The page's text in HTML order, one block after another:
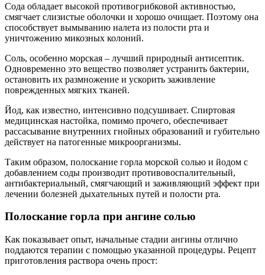
Сода обладает высокой противогрибковой активностью,
смягчает слизистые оболочки и хорошо очищает. Поэтому она
способствует вымыванию налета из полости рта и
уничтожению микозных колоний.
Соль, особенно морская – лучший природный антисептик.
Одновременно это вещество позволяет устранить бактерии,
остановить их размножение и ускорить заживление
поврежденных мягких тканей.
Йод, как известно, интенсивно подсушивает. Спиртовая
медицинская настойка, помимо прочего, обеспечивает
рассасывание внутренних гнойных образований и губительно
действует на патогенные микроорганизмы.
Таким образом, полоскание горла морской солью и йодом с
добавлением соды производит противовоспалительный,
антибактериальный, смягчающий и заживляющий эффект при
лечении болезней дыхательных путей и полости рта.
Полоскание горла при ангине солью
Как показывает опыт, начальные стадии ангины отлично
поддаются терапии с помощью указанной процедуры. Рецепт
приготовления раствора очень прост: